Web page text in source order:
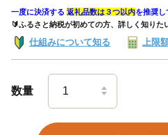
一度に決済する 返礼品数は３つ以内を推奨し
🔰ふるさと納税が初めての方、詳しく知りた
仕組みについて知る 上限
数量